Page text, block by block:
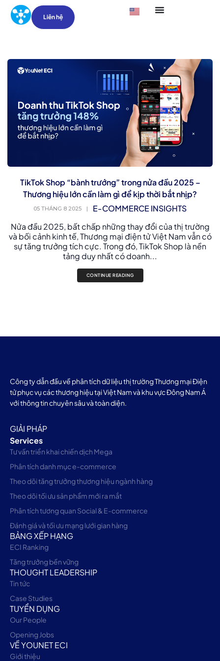
Liên hệ
TikTok Shop “bành trướng” trong nửa đầu 2025 –
Thương hiệu lớn cần làm gì để kịp thời bắt nhịp?
05 THÁNG 8 2025 |
E-COMMERCE INSIGHTS
Nửa đầu 2025, bất chấp những thay đổi của thị trường
và bối cảnh kinh tế, Thương mại điện tử Việt Nam vẫn có
sự tăng trưởng tích cực. Trong đó, TikTok Shop là nền
tảng duy nhất có doanh...
CONTINUE READING
Công ty dẫn đầu về phân tích dữ liệu thị trường Thương mại Điện
tử phục vụ các thương hiệu tại Việt Nam và khu vực Đông Nam Á
với thông tin chuyên sâu và toàn diện.
GIẢI PHÁP
Services
Tư vấn triển khai chiến dịch Mega
Phân tích danh mục e-commerce
Theo dõi tăng trưởng thương hiệu ngành hàng
Theo dõi tối ưu sản phẩm mới ra mắt
Phân tích tương quan Social & E-commerce
Đánh giá và tối ưu mạng lưới gian hàng
BẢNG XẾP HẠNG
ECI Ranking
Tăng trưởng bền vững
THOUGHT LEADERSHIP
Tin tức
Case Studies
TUYỂN DỤNG
Our People
Opening Jobs
VỀ YOUNET ECI
Giới thiệu